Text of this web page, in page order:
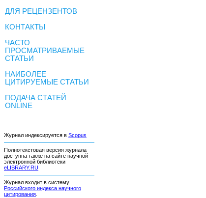
ДЛЯ РЕЦЕНЗЕНТОВ
КОНТАКТЫ
ЧАСТО
ПРОСМАТРИВАЕМЫЕ
СТАТЬИ
НАИБОЛЕЕ
ЦИТИРУЕМЫЕ СТАТЬИ
ПОДАЧА СТАТЕЙ
ONLINE
Журнал индексируется в Scopus
Полнотекстовая версия журнала
доступна также на сайте научной
электронной библиотеки
eLIBRARY.RU
Журнал входит в систему
Российского индекса научного
цитирования